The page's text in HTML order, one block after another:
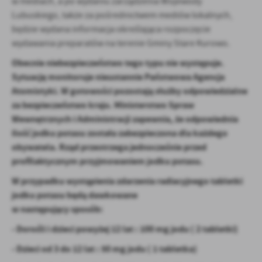
Lubuskiego, także za pośrednictwem mediów lokalnych,
będzie wydana informacja określająca rozpoczęcie
wydawania preparatów na terenie Gminy Stare Kurowo.
Obecnie niebezpieczeństwo tego typu nie występuje.
Sytuację monitoruje nieustannie Państwowa Agencja
Atomistyki. W gotowości pozostają służby odpowiedzialne
za bezpieczeństwo kraju. Ministerstwo Spraw
Wewnętrznych i Administracji zapewnia, że odpowiednia
ilość jodku potasu została zabezpieczona dla każdego
obywatela. Rząd przestrzega jednocześnie przed
profilaktycznym przyjmowaniem jodku potasu.
W przypadku wystąpienia zdarzenia radiacyjnego tabletki
jodku potasu będą dawkowane
w następujący sposób:
- Dorośli i dzieci powyżej 12 lat : 100 mg jodu ( 2 tabletki)
- Dzieci od 3 do 12 lat : 50 mg jodu ( 1 tabletka)